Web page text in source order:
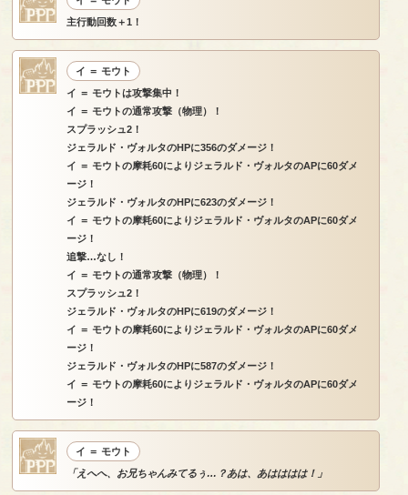
主行動回数＋1！
イ ＝ モウト
イ ＝ モウトは攻撃集中！
イ ＝ モウトの通常攻撃（物理）！
スプラッシュ2！
ジェラルド・ヴォルタのHPに356のダメージ！
イ ＝ モウトの摩耗60によりジェラルド・ヴォルタのAPに60ダメ
ージ！
ジェラルド・ヴォルタのHPに623のダメージ！
イ ＝ モウトの摩耗60によりジェラルド・ヴォルタのAPに60ダメ
ージ！
追撃…なし！
イ ＝ モウトの通常攻撃（物理）！
スプラッシュ2！
ジェラルド・ヴォルタのHPに619のダメージ！
イ ＝ モウトの摩耗60によりジェラルド・ヴォルタのAPに60ダメ
ージ！
ジェラルド・ヴォルタのHPに587のダメージ！
イ ＝ モウトの摩耗60によりジェラルド・ヴォルタのAPに60ダメ
ージ！
イ ＝ モウト
「えへへ、お兄ちゃんみてるぅ…？あは、あはははは！」